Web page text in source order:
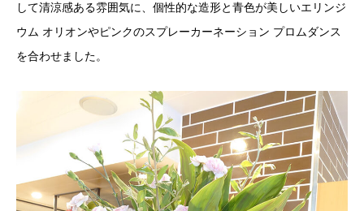
して清涼感ある雰囲気に、個性的な造形と青色が美しいエリンジ
ウム オリオンやピンクのスプレーカーネーション プロムダンス
を合わせました。